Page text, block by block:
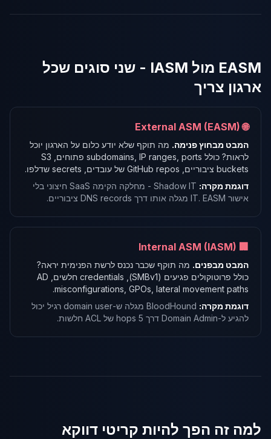
EASM מול IASM - שני סוגים שכל
ארגון צריך
🌐 External ASM (EASM)
המבט מבחוץ פנימה. מה תוקף שלא יודע כלום על הארגון יוכל
לראות? כולל subdomains, IP ranges, ports פתוחים, S3
buckets ציבוריים, GitHub repos של עובדים, secrets שדלפו.
דוגמת מקרה:
Shadow IT - מחלקה הקימה SaaS חיצוני בלי
אישור IT. EASM מגלה אותו דרך DNS records ציבוריים.
🏢 Internal ASM (IASM)
המבט מבפנים. מה תוקף שכבר נכנס לרשת הפנימית יראה?
כולל פרוטוקולים פגיעים (SMBv1), credentials חלשים, AD
misconfigurations, GPOs, lateral movement paths.
דוגמת מקרה:
BloodHound מגלה ש-domain user רגיל יכול
להגיע ל-Domain Admin דרך 5 hops של ACL חלשות.
למה זה הפך להיות קריטי דווקא